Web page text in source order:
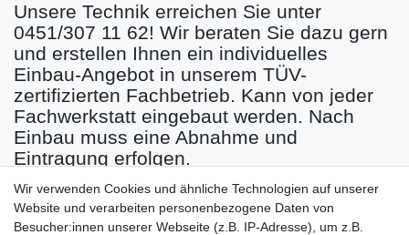
Unsere Technik erreichen Sie unter
0451/307 11 62! Wir beraten Sie dazu gern
und erstellen Ihnen ein individuelles
Einbau-Angebot in unserem TÜV-
zertifizierten Fachbetrieb. Kann von jeder
Fachwerkstatt eingebaut werden. Nach
Einbau muss eine Abnahme und
Eintragung erfolgen.
Irrtum und Änderungen vorbehalten - (c) iMS 2017
Wir verwenden Cookies und ähnliche Technologien auf unserer
Website und verarbeiten personenbezogene Daten von
Besucher:innen unserer Webseite (z.B. IP-Adresse), um z.B.